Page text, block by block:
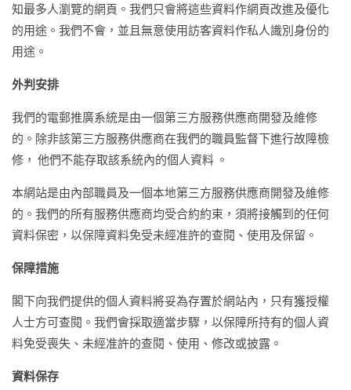
知最多人瀏覽的網頁。我們只會將這些資料作網頁改進及優化
的用途。我們不會，並且無意使用訪客資料作私人識別身份的
用途。
外判安排
我們的電郵推廣系統是由一個第三方服務供應商開發及維修
的。除非該第三方服務供應商在我們的職員監督下進行故障檢
修， 他們不能存取該系統內的個人資料 。
本網站是由內部職員及一個本地第三方服務供應商開發及維修
的。我們的所有服務供應商均受合約約束，須將接觸到的任何
資料保密，以保障資料免受未經准許的查閱、使用及保留。
保障措施
閣下向我們提供的個人資料將妥為存置於網站內，只有獲授權
人士方可查閱。我們會採取適當步驟，以保障所持有的個人資
料免受喪失、未經准許的查閱、使用、修改或披露。
資料保存